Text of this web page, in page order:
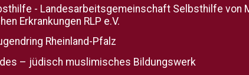
- Landesarbeitsgemeinschaft Selbsthilfe von
Erkrankungen RLP e.V.
Rheinland-Pfalz
– jüdisch muslimisches Bildungswerk